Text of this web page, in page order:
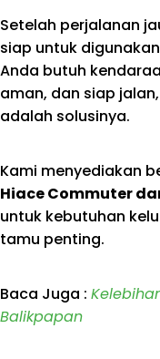
Setelah perjalanan
siap untuk
Anda butuh
aman, dan siap jalan,
adalah solusinya.
Kami menyediakan
Hiace Commuter
untuk kebutuhan
tamu penting.
Baca Juga :
Balikpapan